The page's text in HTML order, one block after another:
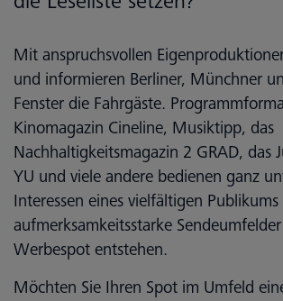
Mit anspruchsvollen
und informieren Berliner, Münchner
Fenster die Fahrgäste.
Kinomagazin Cineline, Musiktipp, das
Nachhaltigkeitsmagazin 2 GRAD, das
YU und viele andere bedienen ganz
Interessen eines vielfältigen Publikums
aufmerksamkeitsstarke
Werbespot entstehen.
Möchten Sie Ihren Spot im Umfeld